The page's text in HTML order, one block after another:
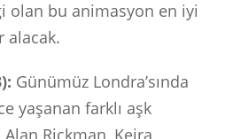
olan bu animasyon en iyi
alacak.
Günümüz Londra’sında
yaşanan farklı aşk
Rickman, Keira